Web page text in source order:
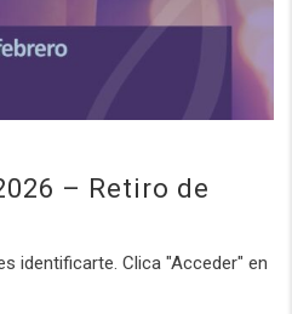
– Retiro de
identificarte. Clica "Acceder" en